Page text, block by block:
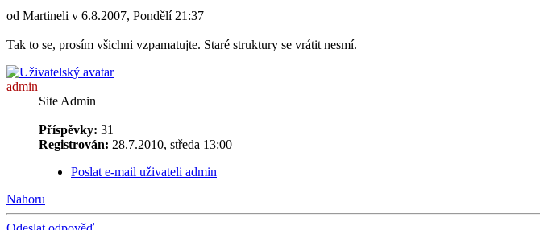
od Martineli v 6.8.2007, Pondělí 21:37
Tak to se, prosím všichni vzpamatujte. Staré struktury se vrátit nesmí.
admin
Site Admin
Příspěvky: 31
Registrován: 28.7.2010, středa 13:00
Poslat e-mail uživateli admin
Nahoru